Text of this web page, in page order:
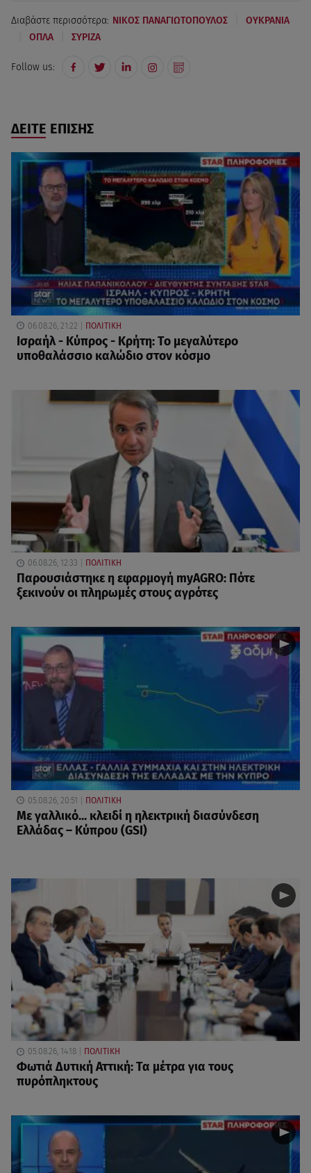
Διαβάστε περισσότερα: ΝΙΚΟΣ ΠΑΝΑΓΙΩΤΟΠΟΥΛΟΣ ΟΥΚΡΑΝΙΑ
ΟΠΛΑ ΣΥΡΙΖΑ
Follow us:
ΔΕΙΤΕ ΕΠΙΣΗΣ
06.08.26, 21:22 ΠΟΛΙΤΙΚΗ
Ισραήλ - Κύπρος - Κρήτη: Το μεγαλύτερο
υποθαλάσσιο καλώδιο στον κόσμο
06.08.26, 12:33 ΠΟΛΙΤΙΚΗ
Παρουσιάστηκε η εφαρμογή myAGRO: Πότε
ξεκινούν οι πληρωμές στους αγρότες
05.08.26, 20:51 ΠΟΛΙΤΙΚΗ
Με γαλλικό... κλειδί η ηλεκτρική διασύνδεση
Ελλάδας – Κύπρου (GSI)
05.08.26, 14:18 ΠΟΛΙΤΙΚΗ
Φωτιά Δυτική Αττική: Τα μέτρα για τους
πυρόπληκτους